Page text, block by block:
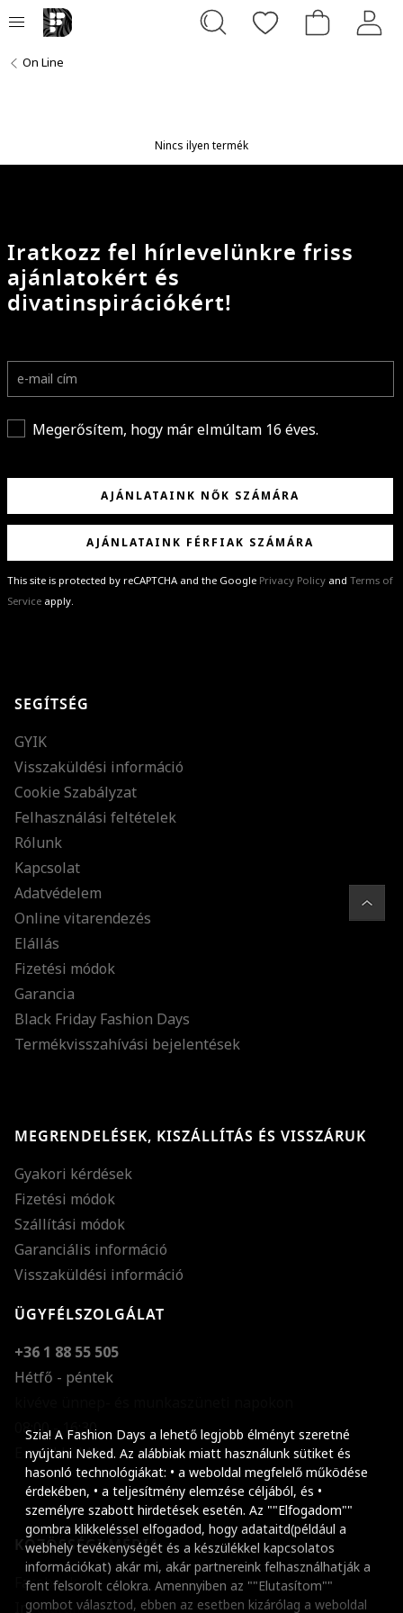
Szia! A Fashion Days a lehető legjobb élményt szeretné
nyújtani Neked. Az alábbiak miatt használunk sütiket és
hasonló technológiákat: • a weboldal megfelelő működése
érdekében, • a teljesítmény elemzése céljából, és •
személyre szabott hirdetések esetén. Az ""Elfogadom""
gombra klikkeléssel elfogadod, hogy adataitd(például a
webhely tevékenységét és a készülékkel kapcsolatos
információkat) akár mi, akár partnereink felhasználhatják a
fent felsorolt célokra. Amennyiben az ""Elutasítom""
gombot választod, ebben az esetben kizárólag a weboldal
On Line
Nincs ilyen termék
Iratkozz fel hírlevelünkre friss
ajánlatokért és
divatinspirációkért!
Megerősítem, hogy már elmúltam 16 éves.
AJÁNLATAINK NŐK SZÁMÁRA
AJÁNLATAINK FÉRFIAK SZÁMÁRA
This site is protected by reCAPTCHA and the Google Privacy Policy and Terms of
Service apply.
különleges ajánlatainkat és stílustippjeinket!
SEGÍTSÉG
GYIK
Visszaküldési információ
Cookie Szabályzat
Felhasználási feltételek
Rólunk
Kapcsolat
Adatvédelem
Online vitarendezés
Elállás
Fizetési módok
Garancia
Black Friday Fashion Days
Termékvisszahívási bejelentések
MEGRENDELÉSEK, KISZÁLLÍTÁS ÉS VISSZÁRUK
Gyakori kérdések
Fizetési módok
Szállítási módok
Garanciális információ
Visszaküldési információ
ÜGYFÉLSZOLGÁLAT
+36 1 88 55 505
Hétfő - péntek
08:00 - 16:30
E-mail küldése
KÖZÖSSÉGI MÉDIA
Facebook
Instagram
Szöveg méretének
Szóköz növelése
Szóköz csökkentése
Sortávolság
Sortávolság